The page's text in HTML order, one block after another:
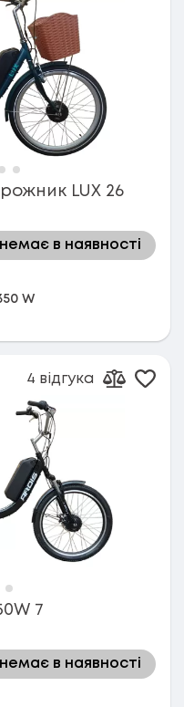
LUX 26
немає в наявності
W
7
немає в наявності
4 відгука
Додати